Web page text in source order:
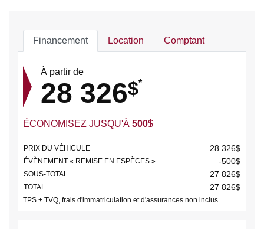
Financement Location Comptant
À partir de
28 326$*
ÉCONOMISEZ JUSQU'À 500$
PRIX DU VÉHICULE 28 326$
ÉVÈNEMENT « REMISE EN ESPÈCES » -500$
SOUS-TOTAL 27 826$
TOTAL 27 826$
TPS + TVQ, frais d'immatriculation et d'assurances non inclus.